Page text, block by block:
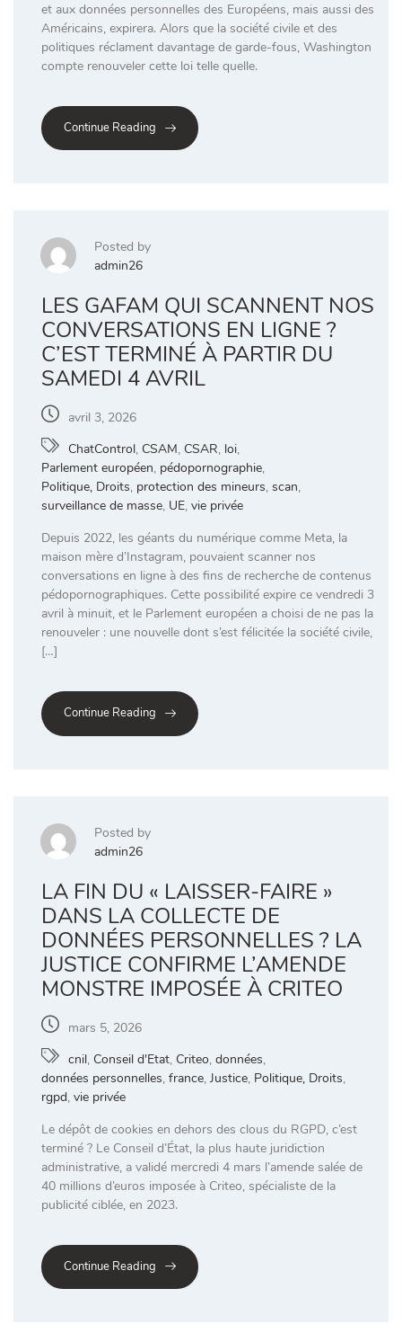
et aux données personnelles des Européens, mais aussi des
Américains, expirera. Alors que la société civile et des
politiques réclament davantage de garde-fous, Washington
compte renouveler cette loi telle quelle.
Continue Reading
Posted by
admin26
LES GAFAM QUI SCANNENT NOS
CONVERSATIONS EN LIGNE ?
C’EST TERMINÉ À PARTIR DU
SAMEDI 4 AVRIL
avril 3, 2026
ChatControl, CSAM, CSAR, loi,
Parlement européen, pédopornographie,
Politique, Droits, protection des mineurs, scan,
surveillance de masse, UE, vie privée
Depuis 2022, les géants du numérique comme Meta, la
maison mère d’Instagram, pouvaient scanner nos
conversations en ligne à des fins de recherche de contenus
pédopornographiques. Cette possibilité expire ce vendredi 3
avril à minuit, et le Parlement européen a choisi de ne pas la
renouveler : une nouvelle dont s’est félicitée la société civile,
[…]
Continue Reading
Posted by
admin26
LA FIN DU « LAISSER-FAIRE »
DANS LA COLLECTE DE
DONNÉES PERSONNELLES ? LA
JUSTICE CONFIRME L’AMENDE
MONSTRE IMPOSÉE À CRITEO
mars 5, 2026
cnil, Conseil d'Etat, Criteo, données,
données personnelles, france, Justice, Politique, Droits,
rgpd, vie privée
Le dépôt de cookies en dehors des clous du RGPD, c’est
terminé ? Le Conseil d’État, la plus haute juridiction
administrative, a validé mercredi 4 mars l’amende salée de
40 millions d’euros imposée à Criteo, spécialiste de la
publicité ciblée, en 2023.
Continue Reading